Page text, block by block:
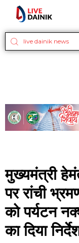
मुख्यमंत्री
पर रांची
को पर्यटन
का दिया